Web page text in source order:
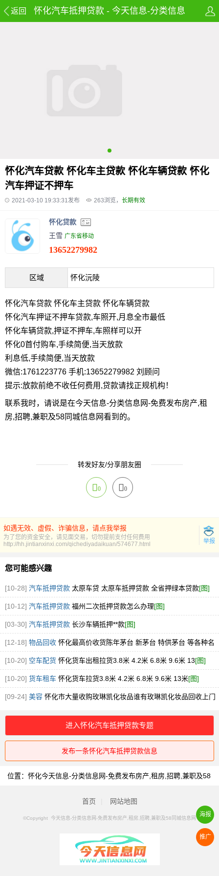
返回 怀化汽车抵押贷款 - 今天信息-分类信息
怀化汽车贷款 怀化车主贷款 怀化车辆贷款 怀化
汽车押证不押车
2021-03-10 19:33:31发布 263浏览， 长期有效
怀化贷款
王雪 广东省移动
13652279982
区域 怀化沅陵
怀化汽车贷款 怀化车主贷款 怀化车辆贷款
怀化汽车押证不押车贷款,车照开,月息全市最低
怀化车辆贷款,押证不押车,车照样可以开
怀化0首付购车,手续简便,当天放款
利息低,手续简便,当天放款
微信:1761223776 手机:13652279982 刘顾问
提示:放款前绝不收任何费用,贷款请找正规机构！
联系我时，请说是在今天信息-分类信息网-免费发布房产,租
房,招聘,兼职及58同城信息网看到的。
转发好友/分享朋友圈
0 0
如遇无效、虚假、诈骗信息，请点我举报
为了您的资金安全，请见面交易，切勿提前支付任何费用
举报
http://hh.jintianxinxi.com/qichediyadaikuan/574677.html
您可能感兴趣
[10-28] 汽车抵押贷款 太原车贷 太原车抵押贷款 全省押绿本贷款[图]
[10-12] 汽车抵押贷款 福州二次抵押贷款怎么办理[图]
[03-30] 汽车抵押贷款 长沙车辆抵押**款[图]
[12-18] 物品回收 怀化最高价收货陈年茅台 新茅台 特供茅台 等各种名
酒老酒[图]
[10-20] 空车配货 怀化货车出租拉货3.8米 4.2米 6.8米 9.6米 13[图]
[10-20] 货车租车 怀化货车拉货3.8米 4.2米 6.8米 9.6米 13米[图]
[09-24] 美容 怀化市大量收购玫琳凯化妆品谁有玫琳凯化妆品回收上门
诚信收购[图]
进入怀化汽车抵押贷款专题
发布一条怀化汽车抵押贷款信息
位置： 怀化今天信息-分类信息网-免费发布房产,租房,招聘,兼职及58
首页 网站地图
©Copyright 今天信息-分类信息网-免费发布房产,租房,招聘,兼职及58同城信息网
推广
海报